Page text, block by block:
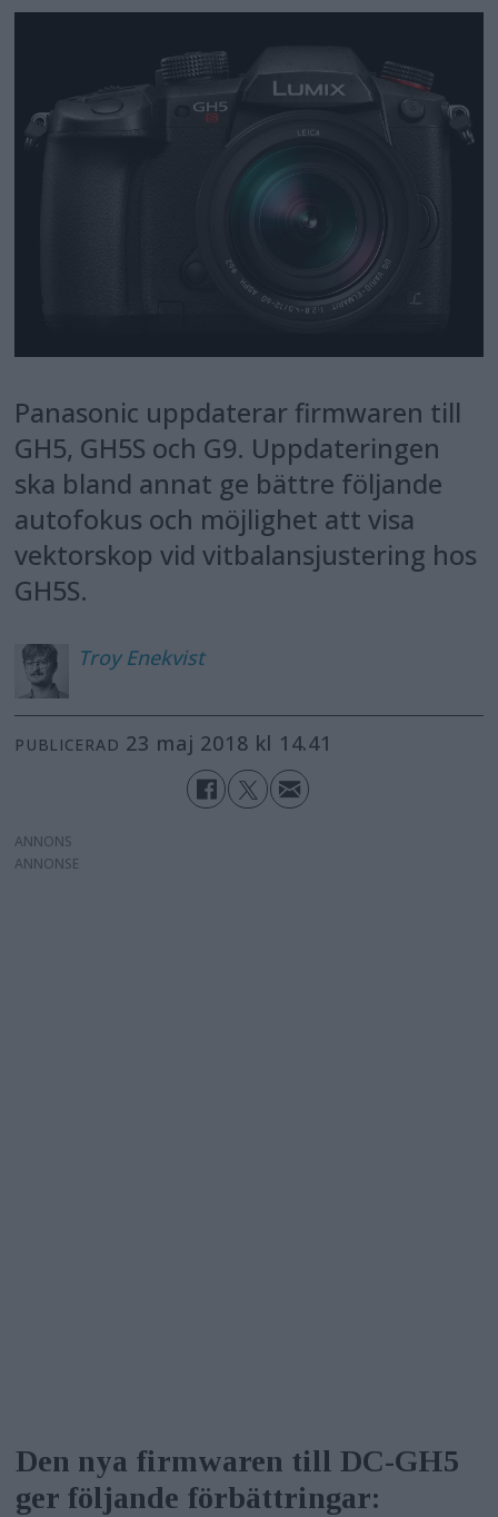
Panasonic uppdaterar firmwaren till
GH5, GH5S och G9. Uppdateringen
ska bland annat ge bättre följande
autofokus och möjlighet att visa
vektorskop vid vitbalansjustering hos
GH5S.
Troy Enekvist
PUBLICERAD 23 maj 2018 kl 14.41
ANNONS
Den nya firmwaren till DC-GH5
ger följande förbättringar: